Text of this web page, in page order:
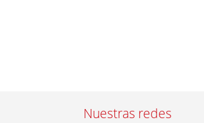
Nuestras redes